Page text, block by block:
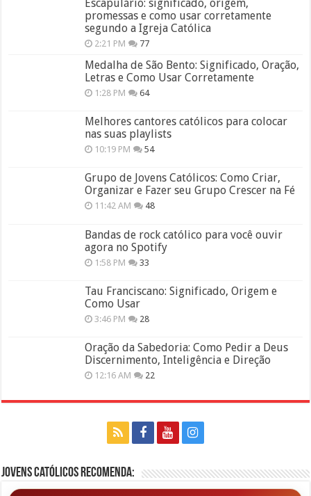
Escapulário: significado, origem,
promessas e como usar corretamente
segundo a Igreja Católica
2:21 PM 77
Medalha de São Bento: Significado, Oração,
Letras e Como Usar Corretamente
1:28 PM 64
Melhores cantores católicos para colocar
nas suas playlists
10:19 PM 54
Grupo de Jovens Católicos: Como Criar,
Organizar e Fazer seu Grupo Crescer na Fé
11:42 AM 48
Bandas de rock católico para você ouvir
agora no Spotify
1:58 PM 33
Tau Franciscano: Significado, Origem e
Como Usar
3:46 PM 28
Oração da Sabedoria: Como Pedir a Deus
Discernimento, Inteligência e Direção
12:16 AM 22
Jovens Católicos Recomenda: